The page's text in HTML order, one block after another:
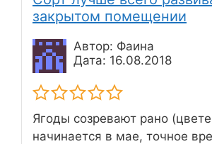
закрытом помещении
Автор: Фаина
Дата: 16.08.2018
Ягоды созревают рано
начинается в мае, точное